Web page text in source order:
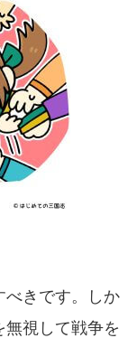
べきです。しか
無視して戦争を